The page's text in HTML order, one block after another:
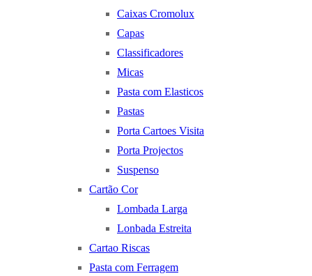
Caixas Cromolux
Capas
Classificadores
Micas
Pasta com Elasticos
Pastas
Porta Cartoes Visita
Porta Projectos
Suspenso
Cartão Cor
Lombada Larga
Lonbada Estreita
Cartao Riscas
Pasta com Ferragem